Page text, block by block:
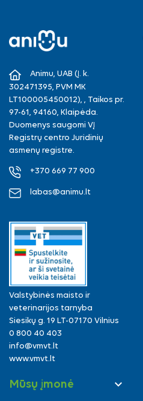
Animu, UAB (Į. k.
302471395, PVM MK
LT100005450012), , Taikos pr.
97-61, 94160, Klaipėda.
Duomenys saugomi VĮ
Registrų centro Juridinių
asmenų registre.
+370 669 77 900
labas@animu.lt
Valstybinės maisto ir
veterinarijos tarnyba
Siesikų g. 19 LT-07170 Vilnius
0 800 40 403
info@vmvt.lt
www.vmvt.lt
Mūsų įmonė 